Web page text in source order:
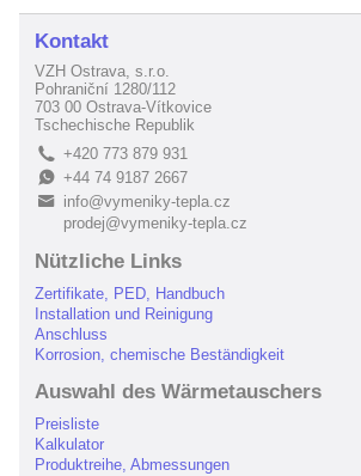
Kontakt
VZH Ostrava, s.r.o.
Pohraniční 1280/112
703 00 Ostrava-Vítkovice
Tschechische Republik
L +420 773 879 931
E+44 74 9187 2667
B
info@vymeniky-tepla.cz
prodej@vymeniky-tepla.cz
Nützliche Links
Zertifikate, PED, Handbuch
Installation und Reinigung
Anschluss
Korrosion, chemische Beständigkeit
Auswahl des Wärmetauschers
Preisliste
Kalkulator
Produktreihe, Abmessungen